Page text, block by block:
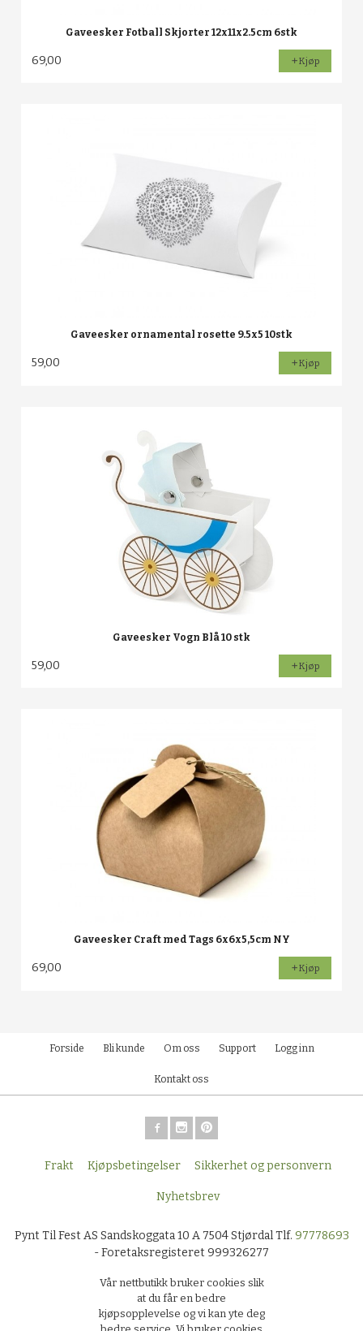
Gaveesker Fotball Skjorter 12x11x2.5cm 6stk
69,00 Kjøp
Gaveesker ornamental rosette 9.5x5 10stk
59,00 Kjøp
Gaveesker Vogn Blå 10 stk
59,00 Kjøp
Gaveesker Craft med Tags 6x6x5,5cm NY
69,00 Kjøp
Forside Bli kunde Om oss Support Logg inn
Kontakt oss
Frakt Kjøpsbetingelser Sikkerhet og personvern
Nyhetsbrev
Pynt Til Fest AS Sandskoggata 10 A 7504 Stjørdal Tlf. 97778693
- Foretaksregisteret 999326277
Vår nettbutikk bruker cookies slik
at du får en bedre
kjøpsopplevelse og vi kan yte deg